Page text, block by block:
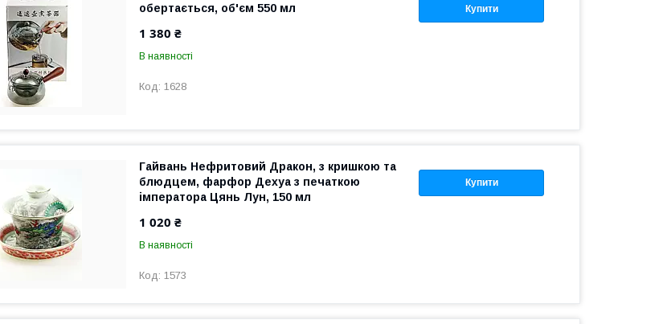
Купити
обертається, об'єм 550 мл
1 380 ₴
В наявності
1628
Купити
Гайвань Нефритовий Дракон, з кришкою та
блюдцем, фарфор Дехуа з печаткою
імператора Цянь Лун, 150 мл
1 020 ₴
В наявності
1573